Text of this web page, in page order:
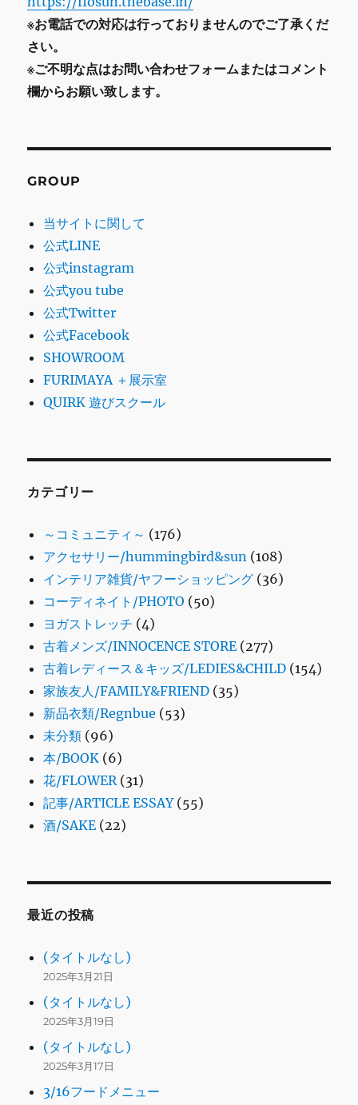
※お電話での対応は行っておりませんのでご了承くだ
さい。
※ご不明な点はお問い合わせフォームまたはコメント
欄からお願い致します。
GROUP
当サイトに関して
公式LINE
公式instagram
公式you tube
公式Twitter
公式Facebook
SHOWROOM
FURIMAYA ＋展示室
QUIRK 遊びスクール
カテゴリー
～コミュニティ～ (176)
アクセサリー/hummingbird&sun (108)
インテリア雑貨/ヤフーショッピング (36)
コーディネイト/PHOTO (50)
ヨガストレッチ (4)
古着メンズ/INNOCENCE STORE (277)
古着レディース＆キッズ/LEDIES&CHILD (154)
家族友人/FAMILY&FRIEND (35)
新品衣類/Regnbue (53)
未分類 (96)
本/BOOK (6)
花/FLOWER(31)
記事/ARTICLE ESSAY(55)
酒/SAKE (22)
最近の投稿
(タイトルなし)
2025年3月21日
(タイトルなし)
2025年3月19日
(タイトルなし)
2025年3月17日
3/16フードメニュー